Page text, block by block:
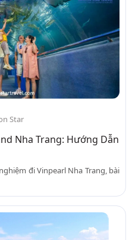
Star
Nha Trang: Hướng Dẫn
đi Vinpearl Nha Trang, bài